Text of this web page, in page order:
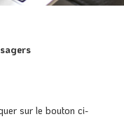
sur le bouton ci-